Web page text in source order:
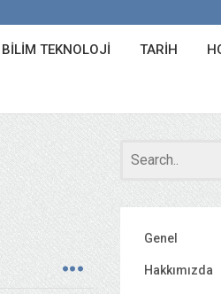
BILIM TEKNOLOJI TARIH
Genel
Hakkımızda